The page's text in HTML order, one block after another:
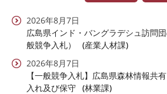
2026年8月7日
広島県インド・バングラデシュ訪問
般競争入札）
産業人材課
2026年8月7日
【一般競争入札】広島県森林情報共
入れ及び保守
林業課